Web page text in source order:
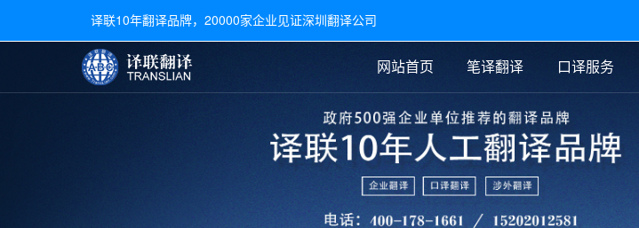
译联10年翻译品牌，20000家企业见证深圳翻译公司
网站首页 笔译翻译
文件翻译 医学翻译 法律翻译 说明书翻译
口译服务
广交会翻译 交替传译 同声传译
常用语种翻译
日语翻译
老挝语翻译 泰语翻译
葡萄牙语翻译
签证材料翻译
银行流水翻译
驾照翻译
证件翻译报价
签证翻译
口译新闻
翻译新闻